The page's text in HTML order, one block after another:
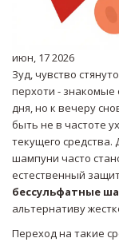
июн, 17 2026
Зуд, чувство
перхоти - знакомые
дня, но к вечеру
быть не в частоте
текущего
шампуни часто
естественный
бессульфатные
альтернативу
Переход на такие